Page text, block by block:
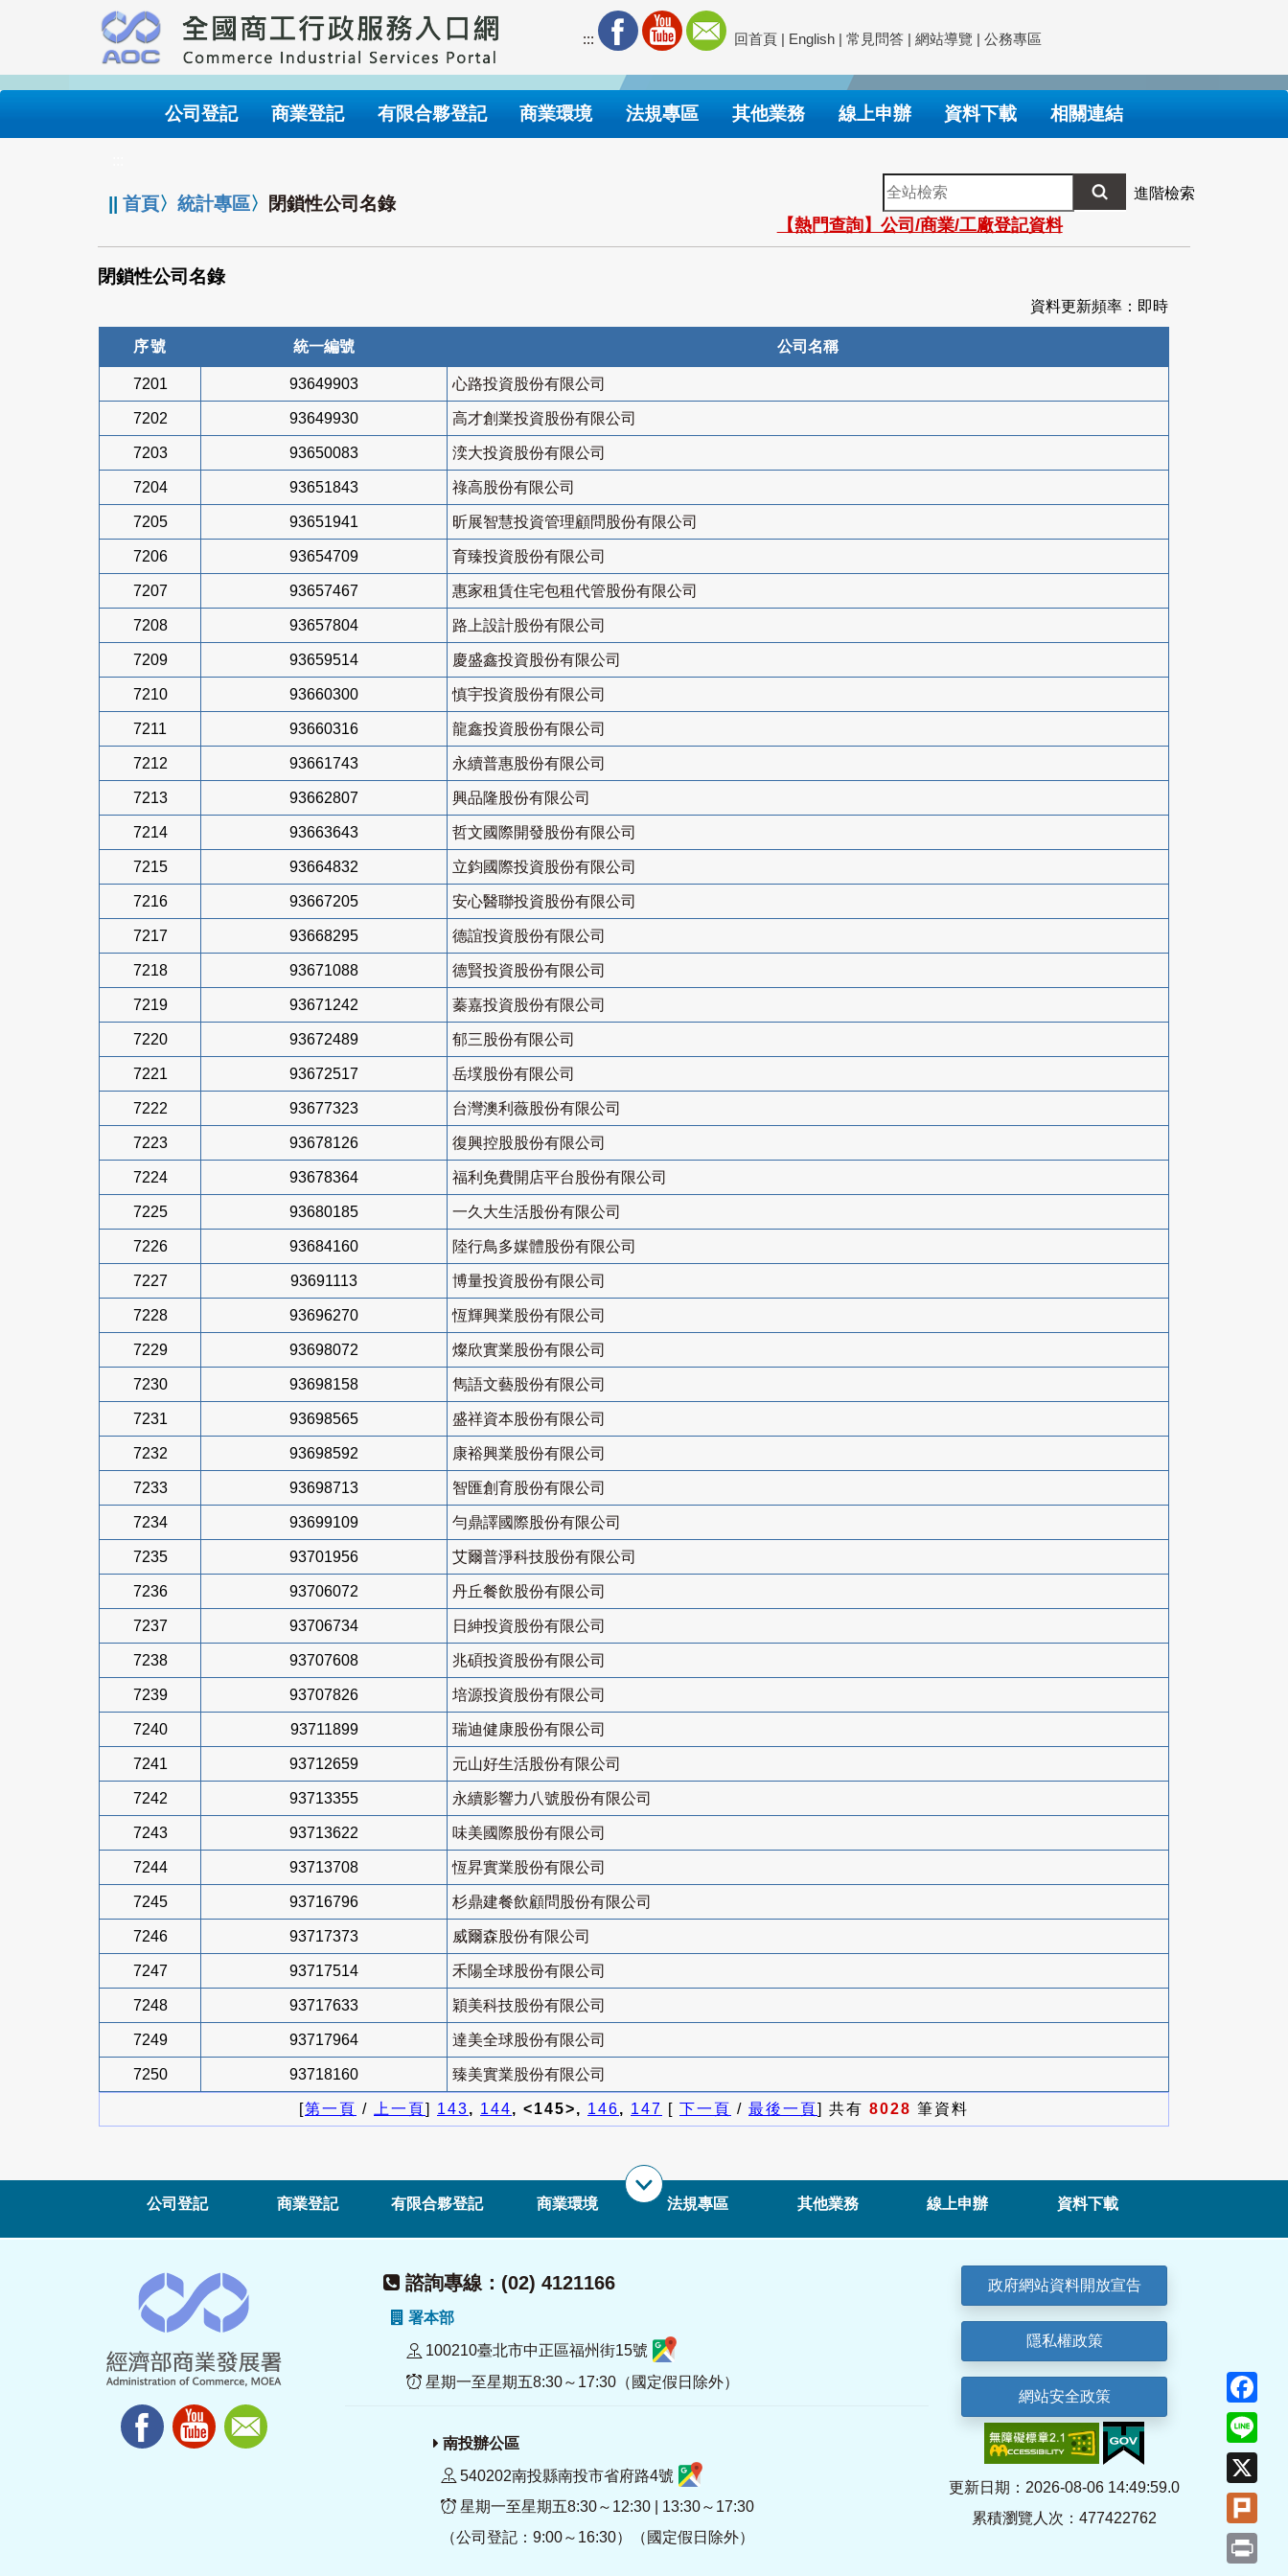
要
內
::: 回首頁 | English | 常見問答 | 網站導覽 | 公務專區
公司登記 商業登記 有限合夥登記 商業環境 法規專區 其他業務 線上申辦 資料下載 相關連結
||首頁〉統計專區〉 閉鎖性公司名錄
全
站
檢
索
進階檢索
【熱門查詢】公司/商業/工廠登記資料
閉鎖性公司名錄
資料更新頻率：即時
序號 統一編號 公司名稱
7201 93649903 心路投資股份有限公司
7202 93649930 高才創業投資股份有限公司
7203 93650083 湙大投資股份有限公司
7204 93651843 祿高股份有限公司
7205 93651941 昕展智慧投資管理顧問股份有限公司
7206 93654709 育臻投資股份有限公司
7207 93657467 惠家租賃住宅包租代管股份有限公司
7208 93657804 路上設計股份有限公司
7209 93659514 慶盛鑫投資股份有限公司
7210 93660300 慎宇投資股份有限公司
7211 93660316 龍鑫投資股份有限公司
7212 93661743 永續普惠股份有限公司
7213 93662807 興品隆股份有限公司
7214 93663643 哲文國際開發股份有限公司
7215 93664832 立鈞國際投資股份有限公司
7216 93667205 安心醫聯投資股份有限公司
7217 93668295 德誼投資股份有限公司
7218 93671088 德賢投資股份有限公司
7219 93671242 蓁嘉投資股份有限公司
7220 93672489 郁三股份有限公司
7221 93672517 岳墣股份有限公司
7222 93677323 台灣澳利薇股份有限公司
7223 93678126 復興控股股份有限公司
7224 93678364 福利免費開店平台股份有限公司
7225 93680185 一久大生活股份有限公司
7226 93684160 陸行鳥多媒體股份有限公司
7227 93691113 博量投資股份有限公司
7228 93696270 恆輝興業股份有限公司
7229 93698072 燦欣實業股份有限公司
7230 93698158 雋語文藝股份有限公司
7231 93698565 盛祥資本股份有限公司
7232 93698592 康裕興業股份有限公司
7233 93698713 智匯創育股份有限公司
7234 93699109 勻鼎譯國際股份有限公司
7235 93701956 艾爾普淨科技股份有限公司
7236 93706072 丹丘餐飲股份有限公司
7237 93706734 日紳投資股份有限公司
7238 93707608 兆碩投資股份有限公司
7239 93707826 培源投資股份有限公司
7240 93711899 瑞迪健康股份有限公司
7241 93712659 元山好生活股份有限公司
7242 93713355 永續影響力八號股份有限公司
7243 93713622 味美國際股份有限公司
7244 93713708 恆昇實業股份有限公司
7245 93716796 杉鼎建餐飲顧問股份有限公司
7246 93717373 威爾森股份有限公司
7247 93717514 禾陽全球股份有限公司
7248 93717633 穎美科技股份有限公司
7249 93717964 達美全球股份有限公司
7250 93718160 臻美實業股份有限公司
[第一頁 / 上一頁] 143, 144, <145>, 146, 147 [ 下一頁 / 最後一頁] 共有 8028 筆資料
公司登記 商業登記 有限合夥登記 商業環境 法規專區 其他業務 線上申辦 資料下載
諮詢專線：(02) 4121166
署本部
100210臺北市中正區福州街15號
星期一至星期五8:30～17:30（國定假日除外）
南投辦公區
540202南投縣南投市省府路4號
星期一至星期五8:30～12:30 | 13:30～17:30
（公司登記：9:00～16:30）（國定假日除外）
政府網站資料開放宣告
隱私權政策
網站安全政策
更新日期：2026-08-06 14:49:59.0
累積瀏覽人次：477422762